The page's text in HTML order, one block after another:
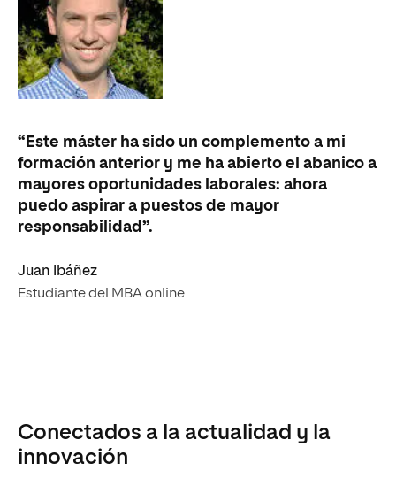
“Este máster ha sido un complemento a mi
formación anterior y me ha abierto el abanico a
mayores oportunidades laborales: ahora
puedo aspirar a puestos de mayor
responsabilidad”.
Juan Ibáñez
Estudiante del MBA online
Conectados a la actualidad y la
innovación